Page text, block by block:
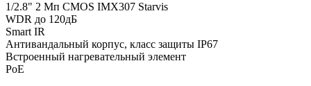
1/2.8" 2 Мп CMOS IMX307 Starvis
WDR до 120дБ
Smart IR
Антивандальный корпус, класс защиты IР67
Встроенный нагревательный элемент
PoE